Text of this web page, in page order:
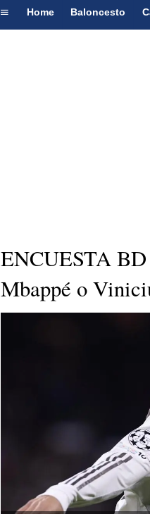
Home Baloncesto
ENCUESTA
Mbappé o